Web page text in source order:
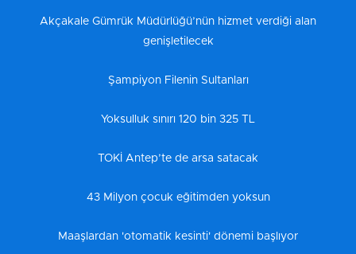
Akçakale Gümrük Müdürlüğü’nün hizmet verdiği alan
genişletilecek
Şampiyon Filenin Sultanları
Yoksulluk sınırı 120 bin 325 TL
TOKİ Antep’te de arsa satacak
43 Milyon çocuk eğitimden yoksun
Maaşlardan 'otomatik kesinti' dönemi başlıyor